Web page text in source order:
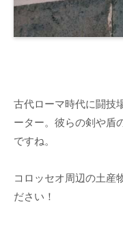
古代ローマ時代に闘技
ーター。彼らの剣や盾
ですね。
コロッセオ周辺の土産
ださい！